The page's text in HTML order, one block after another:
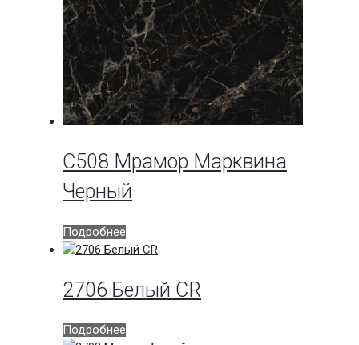
C508 Мрамор Марквина
Черный
Подробнее
2706 Белый CR
Подробнее